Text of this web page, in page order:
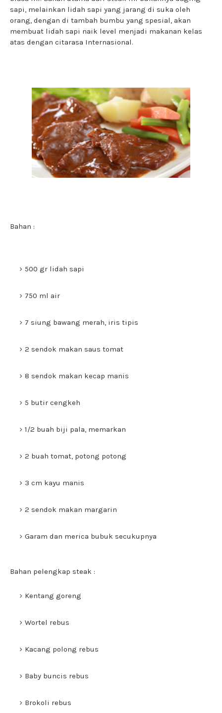
sapi, melainkan lidah sapi yang jarang di suka oleh
orang, dengan di tambah bumbu yang spesial, akan
membuat lidah sapi naik level menjadi makanan kelas
atas dengan citarasa Internasional.
Bahan :
500 gr lidah sapi
750 ml air
7 siung bawang merah, iris tipis
2 sendok makan saus tomat
8 sendok makan kecap manis
5 butir cengkeh
1/2 buah biji pala, memarkan
2 buah tomat, potong potong
3 cm kayu manis
2 sendok makan margarin
Garam dan merica bubuk secukupnya
Bahan pelengkap steak :
Kentang goreng
Wortel rebus
Kacang polong rebus
Baby buncis rebus
Brokoli rebus